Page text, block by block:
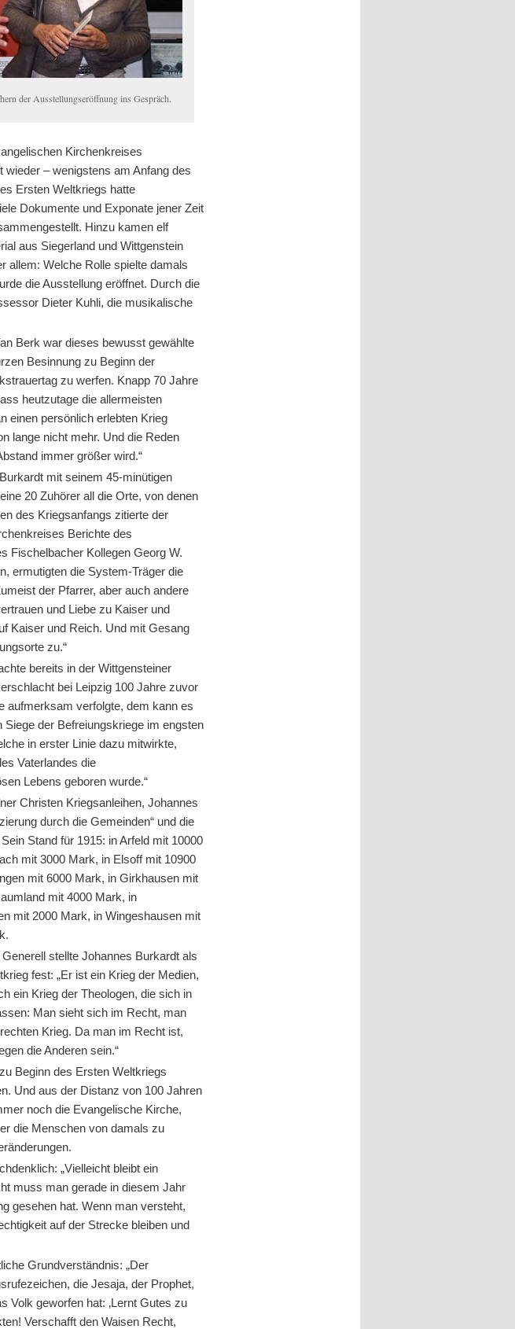
der Ausstellungseröffnung ins Gespräch.
Kirchenkreises
wieder – wenigstens am Anfang des
Ersten Weltkriegs hatte
Dokumente und Exponate jener Zeit
Hinzu kamen elf
aus Siegerland und Wittgenstein
allem: Welche Rolle spielte damals
die Ausstellung eröffnet. Durch die
Dieter Kuhli, die musikalische
Berk war dieses bewusst gewählte
Besinnung zu Beginn der
zu werfen. Knapp 70 Jahre
heutzutage die allermeisten
einen persönlich erlebten Krieg
lange nicht mehr. Und die Reden
immer größer wird.“
mit seinem 45-minütigen
20 Zuhörer all die Orte, von denen
des Kriegsanfangs zitierte der
Berichte des
Fischelbacher Kollegen Georg W.
ermutigten die System-Träger die
der Pfarrer, aber auch andere
und Liebe zu Kaiser und
Kaiser und Reich. Und mit Gesang
zu.“
bereits in der Wittgensteiner
bei Leipzig 100 Jahre zuvor
aufmerksam verfolgte, dem kann es
der Befreiungskriege im engsten
in erster Linie dazu mitwirkte,
Vaterlandes die
Lebens geboren wurde.“
Christen Kriegsanleihen, Johannes
durch die Gemeinden“ und die
Stand für 1915: in Arfeld mit 10000
mit 3000 Mark, in Elsoff mit 10900
mit 6000 Mark, in Girkhausen mit
mit 4000 Mark, in
mit 2000 Mark, in Wingeshausen mit
stellte Johannes Burkardt als
fest: „Er ist ein Krieg der Medien,
ein Krieg der Theologen, die sich in
Man sieht sich im Recht, man
Krieg. Da man im Recht ist,
die Anderen sein.“
Beginn des Ersten Weltkriegs
Und aus der Distanz von 100 Jahren
noch die Evangelische Kirche,
die Menschen von damals zu
„Vielleicht bleibt ein
muss man gerade in diesem Jahr
gesehen hat. Wenn man versteht,
auf der Strecke bleiben und
Grundverständnis: „Der
die Jesaja, der Prophet,
Volk geworfen hat: ‚Lernt Gutes zu
Verschafft den Waisen Recht,